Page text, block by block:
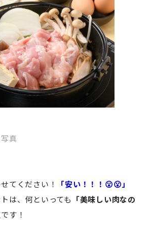
真
てください！
「安い！！！😮😮」
は、何といっても 「美味しい肉なの
す！